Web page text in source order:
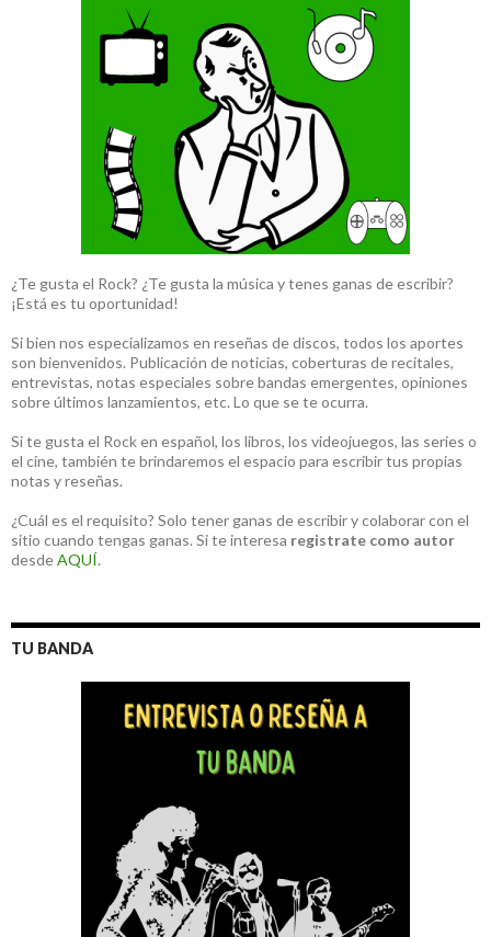
¿Te gusta el Rock? ¿Te gusta la música y tenes ganas de escribir?
¡Está es tu oportunidad!
Si bien nos especializamos en reseñas de discos, todos los aportes
son bienvenidos. Publicación de noticias, coberturas de recitales,
entrevistas, notas especiales sobre bandas emergentes, opiniones
sobre últimos lanzamientos, etc. Lo que se te ocurra.
Si te gusta el Rock en español, los libros, los videojuegos, las series o
el cine, también te brindaremos el espacio para escribir tus propias
notas y reseñas.
¿Cuál es el requisito? Solo tener ganas de escribir y colaborar con el
sitio cuando tengas ganas. Si te interesa registrate como autor
desdeAQUÍ.
TU BANDA